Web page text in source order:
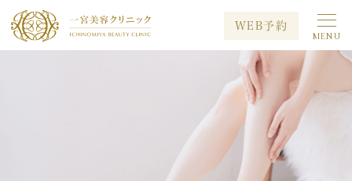
WEB予約
MENU
当院について
料金案内
症例写真